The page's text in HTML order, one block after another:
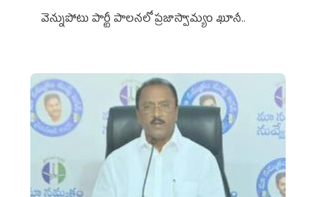
వెన్నుపోటు పార్టీ పాలనలో ప్రజాస్వామ్యం ఖూనీ..